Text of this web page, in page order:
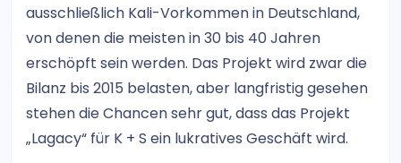
ausschließlich Kali-Vorkommen in Deutschland,
von denen die meisten in 30 bis 40 Jahren
erschöpft sein werden. Das Projekt wird zwar die
Bilanz bis 2015 belasten, aber langfristig gesehen
stehen die Chancen sehr gut, dass das Projekt
„Lagacy“ für K + S ein lukratives Geschäft wird.